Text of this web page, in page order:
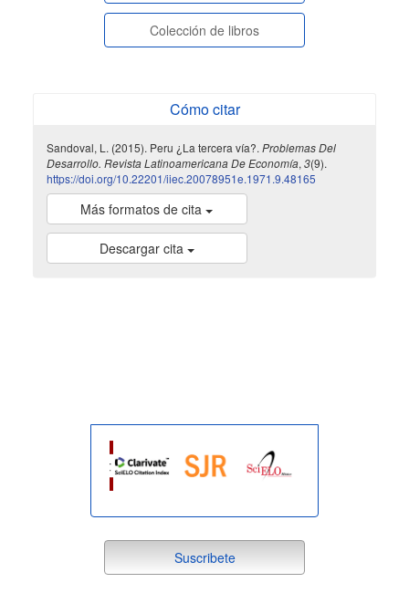
Colección de libros
Cómo citar
Sandoval, L. (2015). Peru ¿La tercera vía?. Problemas Del
Desarrollo. Revista Latinoamericana De Economía, 3(9).
https://doi.org/10.22201/iiec.20078951e.1971.9.48165
Más formatos de cita
Descargar cita
suscribete
Suscribete